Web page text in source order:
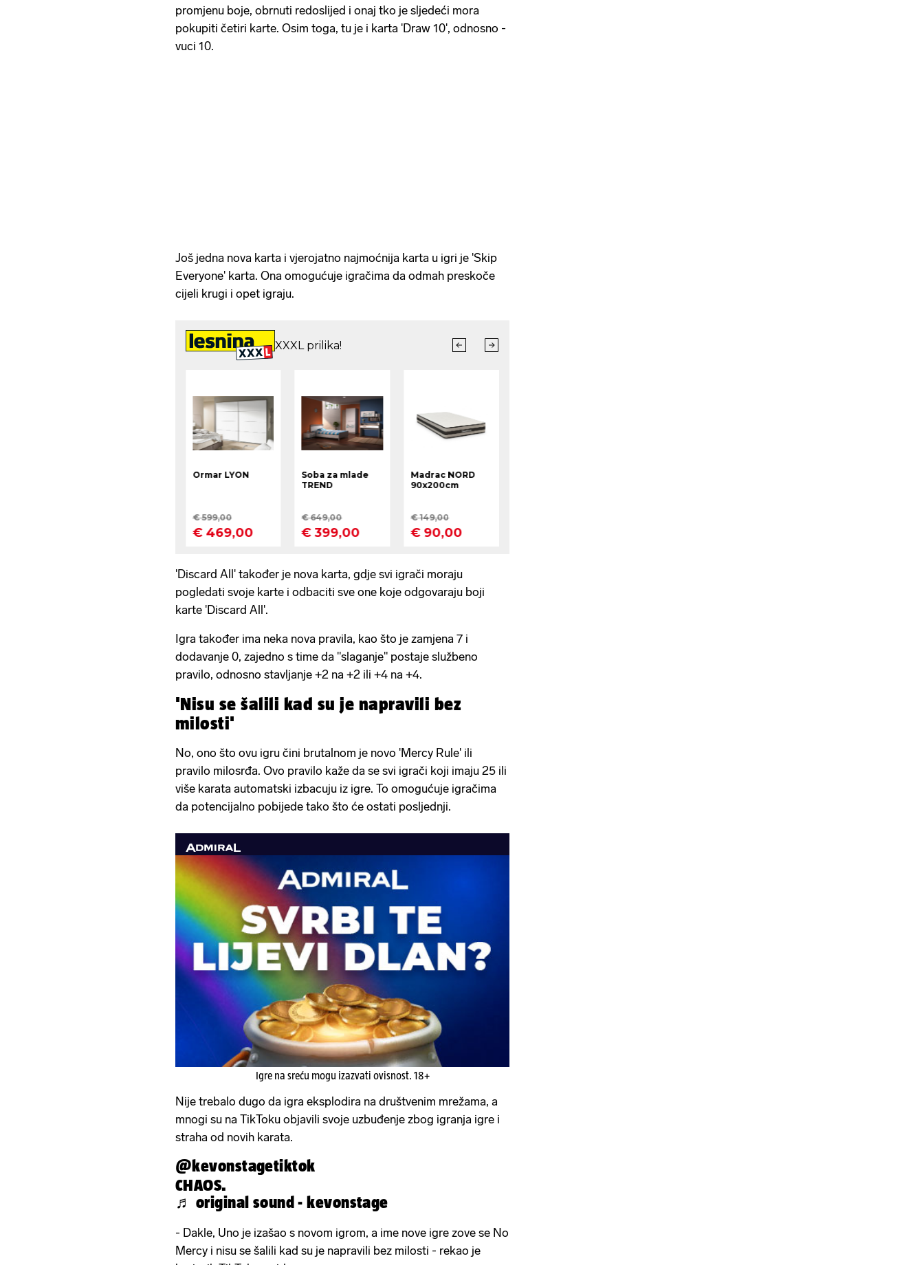
promjenu boje, obrnuti redoslijed i onaj tko je sljedeći mora
pokupiti četiri karte. Osim toga, tu je i karta 'Draw 10', odnosno -
vuci 10.
Još jedna nova karta i vjerojatno najmoćnija karta u igri je 'Skip
Everyone' karta. Ona omogućuje igračima da odmah preskoče
cijeli krugi i opet igraju.
'Discard All' također je nova karta, gdje svi igrači moraju
pogledati svoje karte i odbaciti sve one koje odgovaraju boji
karte 'Discard All'.
Igra također ima neka nova pravila, kao što je zamjena 7 i
dodavanje 0, zajedno s time da "slaganje" postaje službeno
pravilo, odnosno stavljanje +2 na +2 ili +4 na +4.
'Nisu se šalili kad su je napravili bez
milosti'
No, ono što ovu igru ​​čini brutalnom je novo 'Mercy Rule' ili
pravilo milosrđa. Ovo pravilo kaže da se svi igrači koji imaju 25 ili
više karata automatski izbacuju iz igre. To omogućuje igračima
da potencijalno pobijede tako što će ostati posljednji.
Igre na sreću mogu izazvati ovisnost. 18+
Nije trebalo dugo da igra eksplodira na društvenim mrežama, a
mnogi su na TikToku objavili svoje uzbuđenje zbog igranja igre i
straha od novih karata.
@kevonstagetiktok
CHAOS.
♬ original sound - kevonstage
- Dakle, Uno je izašao s novom igrom, a ime nove igre zove se No
Mercy i nisu se šalili kad su je napravili bez milosti - rekao je